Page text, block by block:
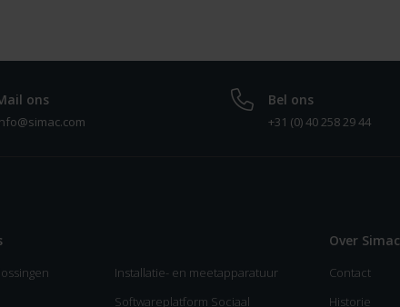
ons Bel ons
+31 (0) 40 258 29 44
Installatie- en meetapparatuur
Softwareplatform Sociaal
Over Simac
Contact
Historie